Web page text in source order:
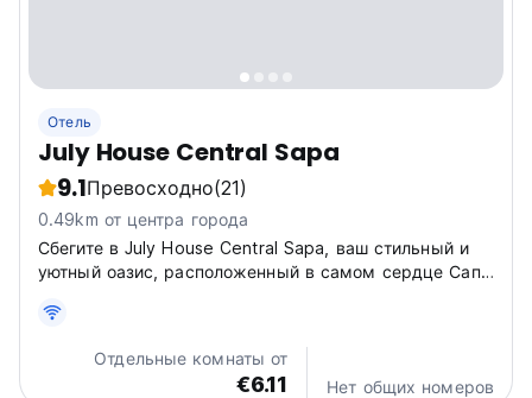
Отель
July House Central Sapa
9.1Превосходно(21)
0.49km от центра города
Сбегите в July House Central Sapa, ваш стильный и
уютный оазис, расположенный в самом сердце Сапы
просыпаетесь в этом оживленном отеле, готовые
исследовать захватывающие дух пейзажи и местную
культуру, которыми...
Отдельные комнаты от
€6.11 Нет общих номеров